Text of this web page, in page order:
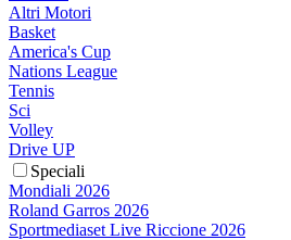
Altri Motori
Basket
America's Cup
Nations League
Tennis
Sci
Volley
Drive UP
Speciali
Mondiali 2026
Roland Garros 2026
Sportmediaset Live Riccione 2026